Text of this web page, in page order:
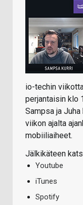
io-techin
perjantaisin klo
Sampsa ja
viikon ajalta
mobiiliaiheet.
Jälkikäteen
Youtube
iTunes
Spotify